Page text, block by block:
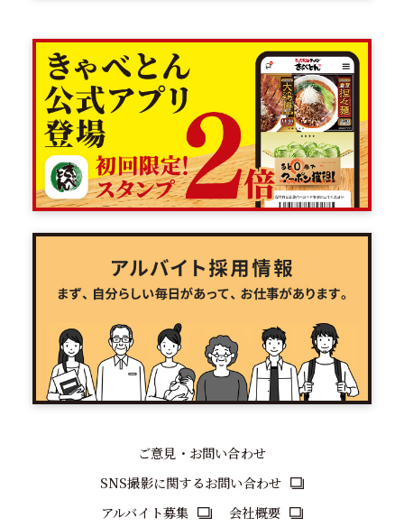
ご意見・お問い合わせ
SNS撮影に関するお問い合わせ
アルバイト募集
会社概要